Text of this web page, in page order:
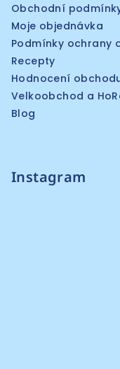
Obchodní
Moje objednávka
Podmínky ochrany
Recepty
Hodnocení
Velkoobchod a
Blog
Instagram